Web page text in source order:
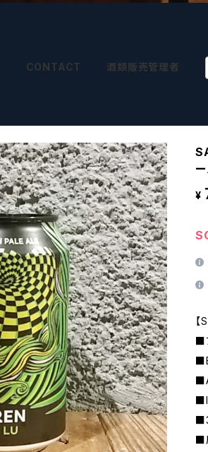
CONTACT 酒類販売管理者
¥
■
■